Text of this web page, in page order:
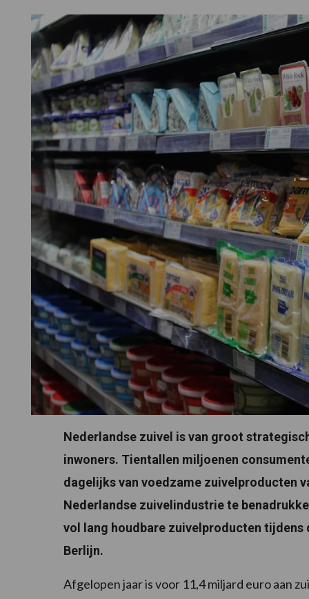
Nederlandse zuivel is van groot
inwoners. Tientallen miljoenen
dagelijks van voedzame zuivelproducten
Nederlandse zuivelindustrie te
vol lang houdbare zuivelproducten tijdens
Berlijn.
Afgelopen jaar is voor 11,4 miljard euro aan